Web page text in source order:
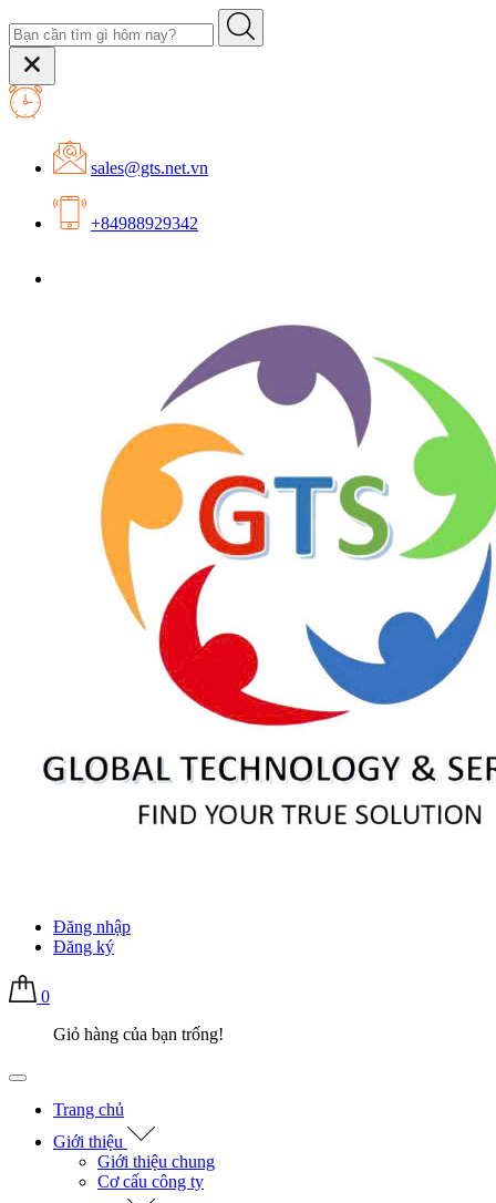
sales@gts.net.vn
+84988929342
Đăng nhập
Đăng ký
0
Giỏ hàng của bạn trống!
Trang chủ
Giới thiệu
Giới thiệu chung
Cơ cấu công ty